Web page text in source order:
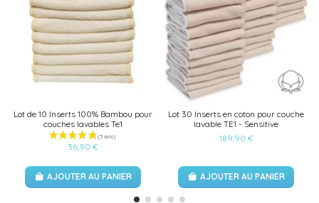
Lot de 10 Inserts 100% Bambou pour
couches lavables Te1
36,90 €
AJOUTER AU PANIER
Lot 30 Inserts en coton pour couche
lavable TE1 - Sensitive
189,90 €
AJOUTER AU PANIER